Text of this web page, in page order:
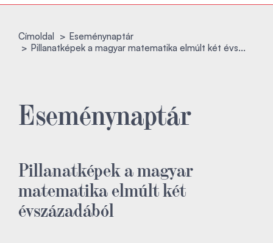
Címoldal
Eseménynaptár
Pillanatképek a magyar matematika elmúlt két évs...
Eseménynaptár
Pillanatképek a magyar
matematika elmúlt két
évszázadából